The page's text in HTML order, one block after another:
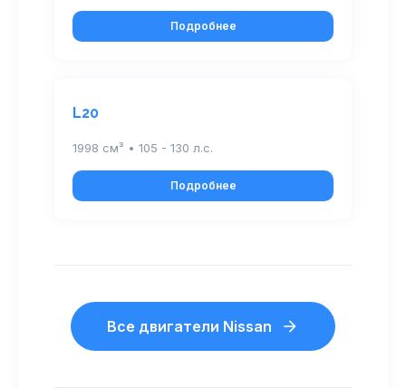
Подробнее
L20
1998 см³ • 105 - 130 л.с.
Подробнее
Все двигатели Nissan